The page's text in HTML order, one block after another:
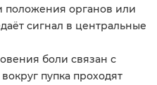
положения органов или
сигнал в центральные
боли связан с
пупка проходят